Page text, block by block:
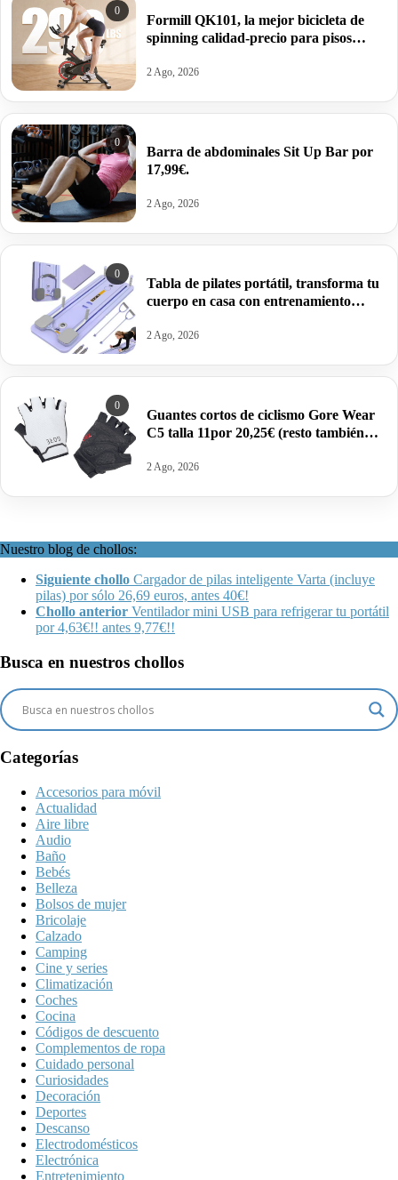
0
Formill QK101, la mejor bicicleta de
spinning calidad-precio para pisos
2 Ago, 2026
0
Barra de abdominales Sit Up Bar por
17,99€.
2 Ago, 2026
0
Tabla de pilates portátil, transforma tu
cuerpo en casa con entrenamiento
2 Ago, 2026
0
Guantes cortos de ciclismo Gore Wear
C5 talla 11por 20,25€ (resto también
2 Ago, 2026
Nuestro blog de chollos:
Siguiente chollo Cargador de pilas inteligente Varta (incluye
pilas) por sólo 26,69 euros, antes 40€!
Chollo anterior Ventilador mini USB para refrigerar tu portátil
por 4,63€!! antes 9,77€!!
Busca en nuestros chollos
Categorías
Accesorios para móvil
Actualidad
Aire libre
Audio
Baño
Bebés
Belleza
Bolsos de mujer
Bricolaje
Calzado
Camping
Cine y series
Climatización
Coches
Cocina
Códigos de descuento
Complementos de ropa
Cuidado personal
Curiosidades
Decoración
Deportes
Descanso
Electrodomésticos
Electrónica
Entretenimiento